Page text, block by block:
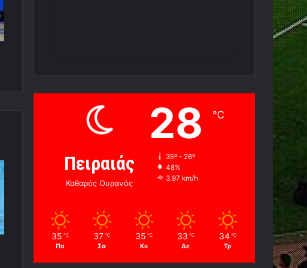
Πειραιάς
Καθαρός Ουρανός
28 ℃
35º - 26º
48%
3.97 km/h
35 ℃
Πα
37 ℃
Σα
35 ℃
Κυ
33 ℃
Δε
34 ℃
Τρ